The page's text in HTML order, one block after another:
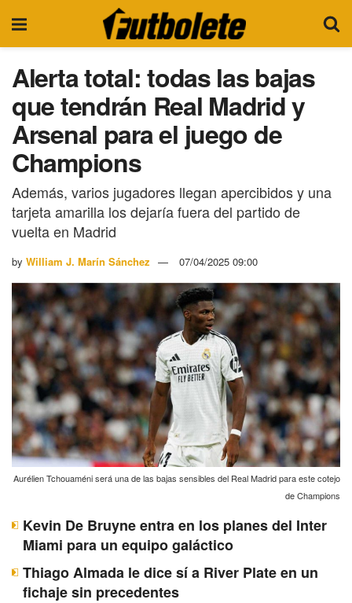
Alerta total: todas las bajas
que tendrán Real Madrid y
Arsenal para el juego de
Champions
Además, varios jugadores llegan apercibidos y una
tarjeta amarilla los dejaría fuera del partido de
vuelta en Madrid
by William J. Marín Sánchez 07/04/2025 09:00
Aurélien Tchouaméni será una de las bajas sensibles del Real Madrid para este cotejo
de Champions
Kevin De Bruyne entra en los planes del Inter
Miami para un equipo galáctico
Thiago Almada le dice sí a River Plate en un
fichaje sin precedentes